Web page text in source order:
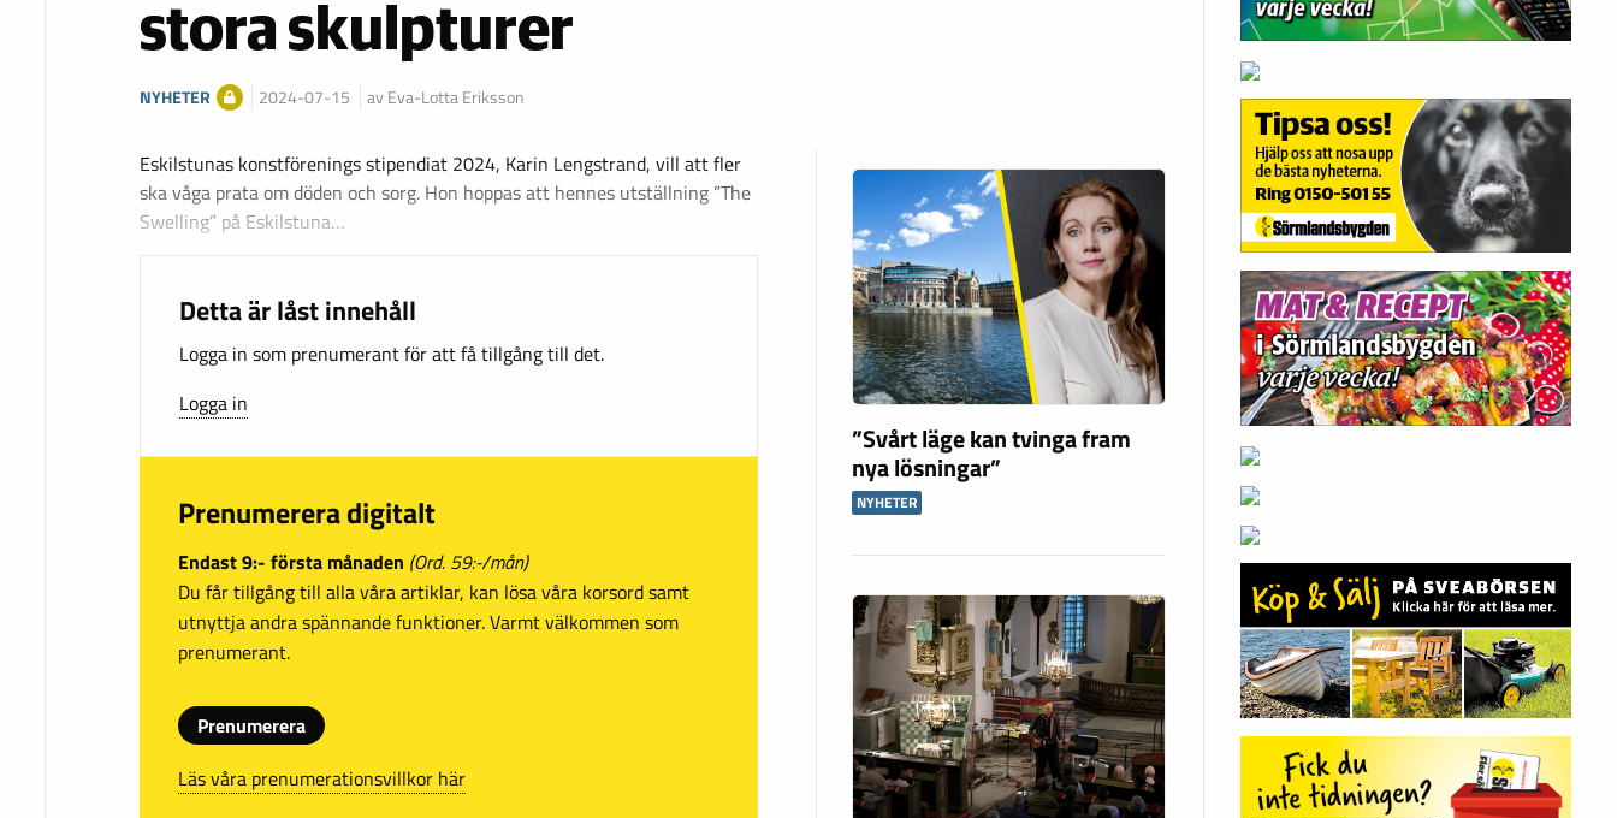
stora skulpturer
NYHETER 2024-07-15 av Eva-Lotta Eriksson
Eskilstunas konstförenings stipendiat 2024, Karin Lengstrand, vill att fler
ska våga prata om döden och sorg. Hon hoppas att hennes utställning ”The
Swelling” på Eskilstuna…
Detta är låst innehåll
Logga in som prenumerant för att få tillgång till det.
Logga in
Prenumerera digitalt
Endast 9:- första månaden (Ord. 59:-/mån)
Du får tillgång till alla våra artiklar, kan lösa våra korsord samt
utnyttja andra spännande funktioner. Varmt välkommen som
prenumerant.
Prenumerera
Läs våra prenumerationsvillkor här
”Svårt läge kan tvinga fram
nya lösningar”
NYHETER